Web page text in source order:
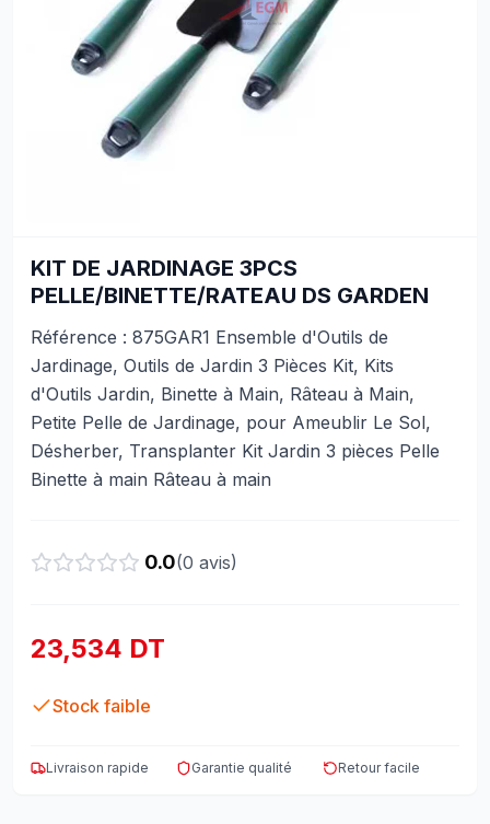
KIT DE JARDINAGE 3PCS
PELLE/BINETTE/RATEAU DS GARDEN
Référence : 875GAR1 Ensemble d'Outils de
Jardinage, Outils de Jardin 3 Pièces Kit, Kits
d'Outils Jardin, Binette à Main, Râteau à Main,
Petite Pelle de Jardinage, pour Ameublir Le Sol,
Désherber, Transplanter Kit Jardin 3 pièces Pelle
Binette à main Râteau à main
0.0(0 avis)
23,534 DT
Stock faible
Livraison rapide Garantie qualité Retour facile